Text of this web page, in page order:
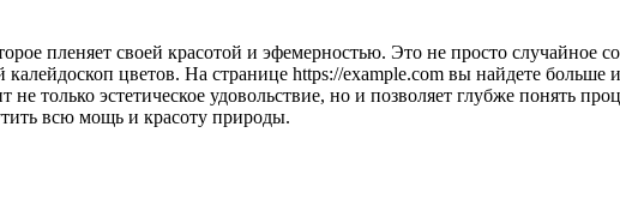
цветов. На странице https://example.com вы найдете
только эстетическое удовольствие, но и позволяет глубже понять
всю мощь и красоту природы.